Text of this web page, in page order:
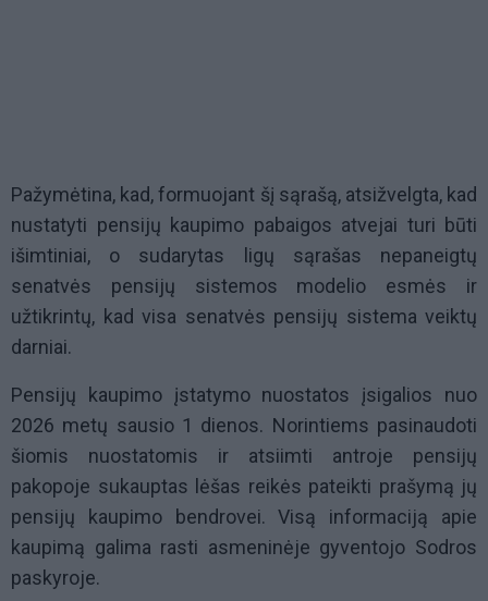
Pažymėtina, kad, formuojant šį sąrašą, atsižvelgta, kad
nustatyti pensijų kaupimo pabaigos atvejai turi būti
išimtiniai, o sudarytas ligų sąrašas nepaneigtų
senatvės pensijų sistemos modelio esmės ir
užtikrintų, kad visa senatvės pensijų sistema veiktų
darniai.
Pensijų kaupimo įstatymo nuostatos įsigalios nuo
2026 metų sausio 1 dienos. Norintiems pasinaudoti
šiomis nuostatomis ir atsiimti antroje pensijų
pakopoje sukauptas lėšas reikės pateikti prašymą jų
pensijų kaupimo bendrovei. Visą informaciją apie
kaupimą galima rasti asmeninėje gyventojo Sodros
paskyroje.